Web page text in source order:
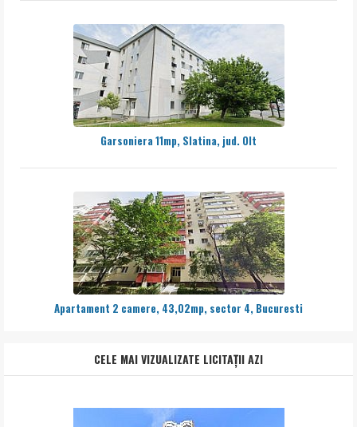
Garsoniera 11mp, Slatina, jud. Olt
Apartament 2 camere, 43,02mp, sector 4, Bucuresti
CELE MAI VIZUALIZATE LICITAȚII AZI